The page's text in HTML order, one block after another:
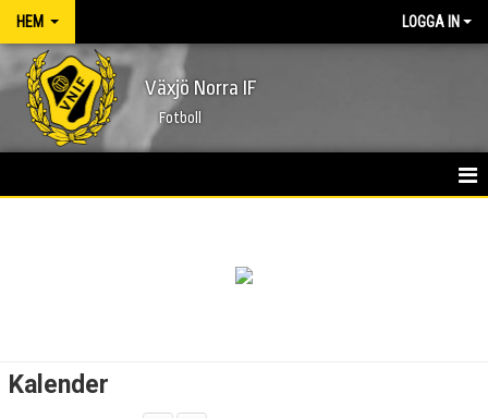
HEM LOGGA IN
Växjö Norra IF
Fotboll
Kalender